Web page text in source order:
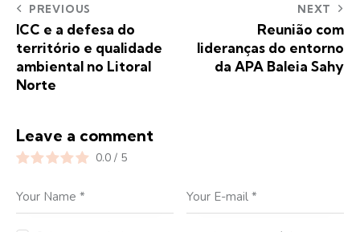
PREVIOUS
ICC e a defesa do
território e qualidade
ambiental no Litoral
Norte
NEXT
Reunião com
lideranças do entorno
da APA Baleia Sahy
Leave a comment
0.0 / 5